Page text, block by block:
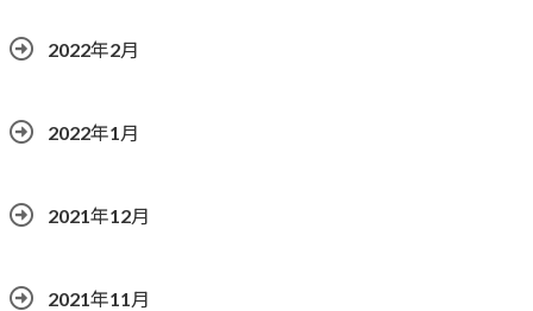
2022年2月
2022年1月
2021年12月
2021年11月